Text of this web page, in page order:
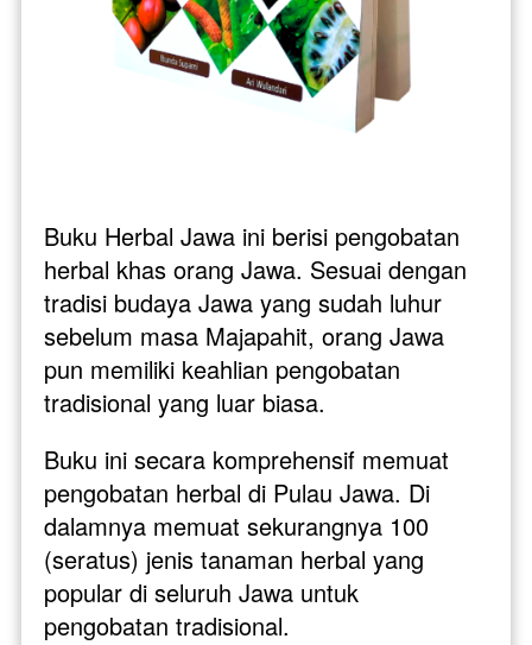
Buku Herbal Jawa ini berisi pengobatan
herbal khas orang Jawa. Sesuai dengan
tradisi budaya Jawa yang sudah luhur
sebelum masa Majapahit, orang Jawa
pun memiliki keahlian pengobatan
tradisional yang luar biasa.
Buku ini secara komprehensif memuat
pengobatan herbal di Pulau Jawa. Di
dalamnya memuat sekurangnya 100
(seratus) jenis tanaman herbal yang
popular di seluruh Jawa untuk
pengobatan tradisional.